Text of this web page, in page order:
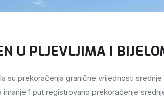
U PLJEVLJIMA I
su prekoračenja granične vrijednosti
imanje 1 put registrovano prekoračenje